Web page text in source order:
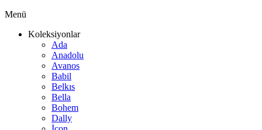
Menü
Koleksiyonlar
Ada
Anadolu
Avanos
Babil
Belkıs
Bella
Bohem
Dally